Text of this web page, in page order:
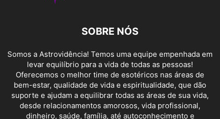
SOBRE NÓS
Somos a Astrovidência! Temos uma equipe empenhada em
levar equilíbrio para a vida de todas as pessoas!
Oferecemos o melhor time de esotéricos nas áreas de
bem-estar, qualidade de vida e espiritualidade, que dão
suporte e ajudam a equilibrar todas as áreas de sua vida,
desde relacionamentos amorosos, vida profissional,
dinheiro, saúde, família, até autoconhecimento e